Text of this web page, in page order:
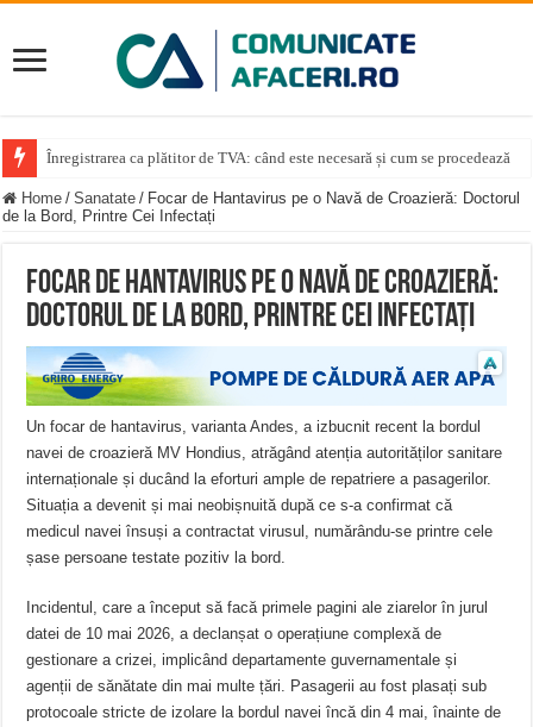
Înregistrarea ca plătitor de TVA: când este necesară și cum se procedează
Record pe străzile din Alba Iulia: Dragoș Savloschi deschide sezonul de
Home / Sanatate / Focar de Hantavirus pe o Navă de Croazieră: Doctorul
de la Bord, Printre Cei Infectați
Focar de Hantavirus pe o Navă de Croazieră:
Doctorul de la Bord, Printre Cei Infectați
Un focar de hantavirus, varianta Andes, a izbucnit recent la bordul
navei de croazieră MV Hondius, atrăgând atenția autorităților sanitare
internaționale și ducând la eforturi ample de repatriere a pasagerilor.
Situația a devenit și mai neobișnuită după ce s-a confirmat că
medicul navei însuși a contractat virusul, numărându-se printre cele
șase persoane testate pozitiv la bord.
Incidentul, care a început să facă primele pagini ale ziarelor în jurul
datei de 10 mai 2026, a declanșat o operațiune complexă de
gestionare a crizei, implicând departamente guvernamentale și
agenții de sănătate din mai multe țări. Pasagerii au fost plasați sub
protocoale stricte de izolare la bordul navei încă din 4 mai, înainte de